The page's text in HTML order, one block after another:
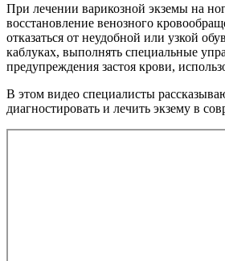
При лечении варикозной экземы на
восстановление венозного
отказаться от неудобной или узкой
каблуках, выполнять специальные
предупреждения застоя крови,
В этом видео специалисты
диагностировать и лечить экзему в